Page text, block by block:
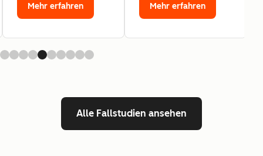
Mehr erfahren Mehr erfahren
Alle Fallstudien ansehen